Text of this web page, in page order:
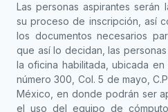
Las personas aspirantes serán
su proceso de inscripción, así
los documentos necesarios
que así lo decidan, las
la oficina habilitada, ubicada en
número 300, Col. 5 de mayo,
México, en donde podrán ser
el uso del equipo de